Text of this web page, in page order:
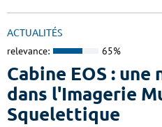
ACTUALITÉS
relevance: 65%
Cabine EOS : une
dans l'Imagerie
Squelettique